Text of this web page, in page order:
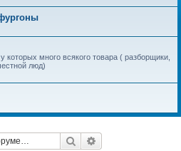
которых много всякого товара ( разборщики,
люд)
Поиск